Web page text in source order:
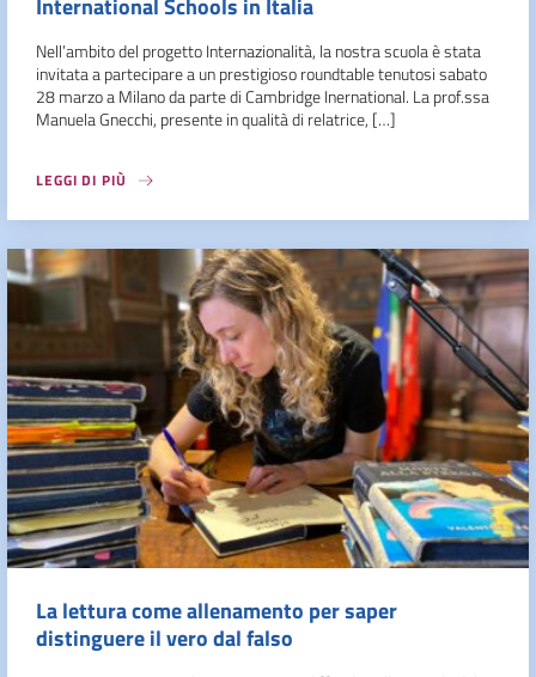
International Schools in Italia
Nell’ambito del progetto Internazionalità, la nostra scuola è stata
invitata a partecipare a un prestigioso roundtable tenutosi sabato
28 marzo a Milano da parte di Cambridge Inernational. La prof.ssa
Manuela Gnecchi, presente in qualità di relatrice, […]
LEGGI DI PIÙ
La lettura come allenamento per saper
distinguere il vero dal falso